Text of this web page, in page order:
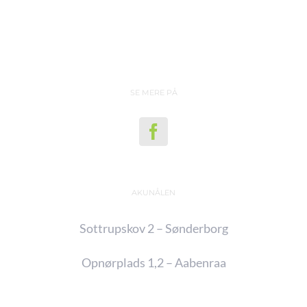
SE MERE PÅ
AKUNÅLEN
Sottrupskov 2 – Sønderborg
Opnørplads 1,2 – Aabenraa